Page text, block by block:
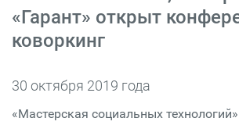
«Гарант» открыт
коворкинг
30 октября 2019 года
«Мастерская социальных